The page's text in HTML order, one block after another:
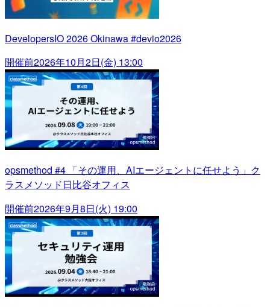
DevelopersIO 2026 Okinawa #devio2026
開催前2026年10月2日(金) 13:00
opsmethod #4 「その運用、AIエージェントに任せよう」ク
ラスメソッド日比谷オフィス
開催前2026年9月8日(火) 19:00